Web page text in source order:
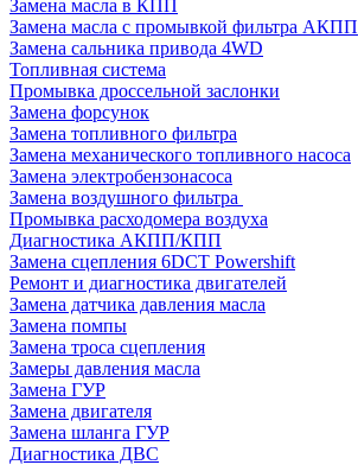
Замена масла в КПП
Замена масла с промывкой фильтра АКПП
Замена сальника привода 4WD
Топливная система
Промывка дроссельной заслонки
Замена форсунок
Замена топливного фильтра
Замена механического топливного насоса
Замена электробензонасоса
Замена воздушного фильтра
Промывка расходомера воздуха
Диагностика АКПП/КПП
Замена сцепления 6DCT Powershift
Ремонт и диагностика двигателей
Замена датчика давления масла
Замена помпы
Замена троса сцепления
Замеры давления масла
Замена ГУР
Замена двигателя
Замена шланга ГУР
Диагностика ДВС